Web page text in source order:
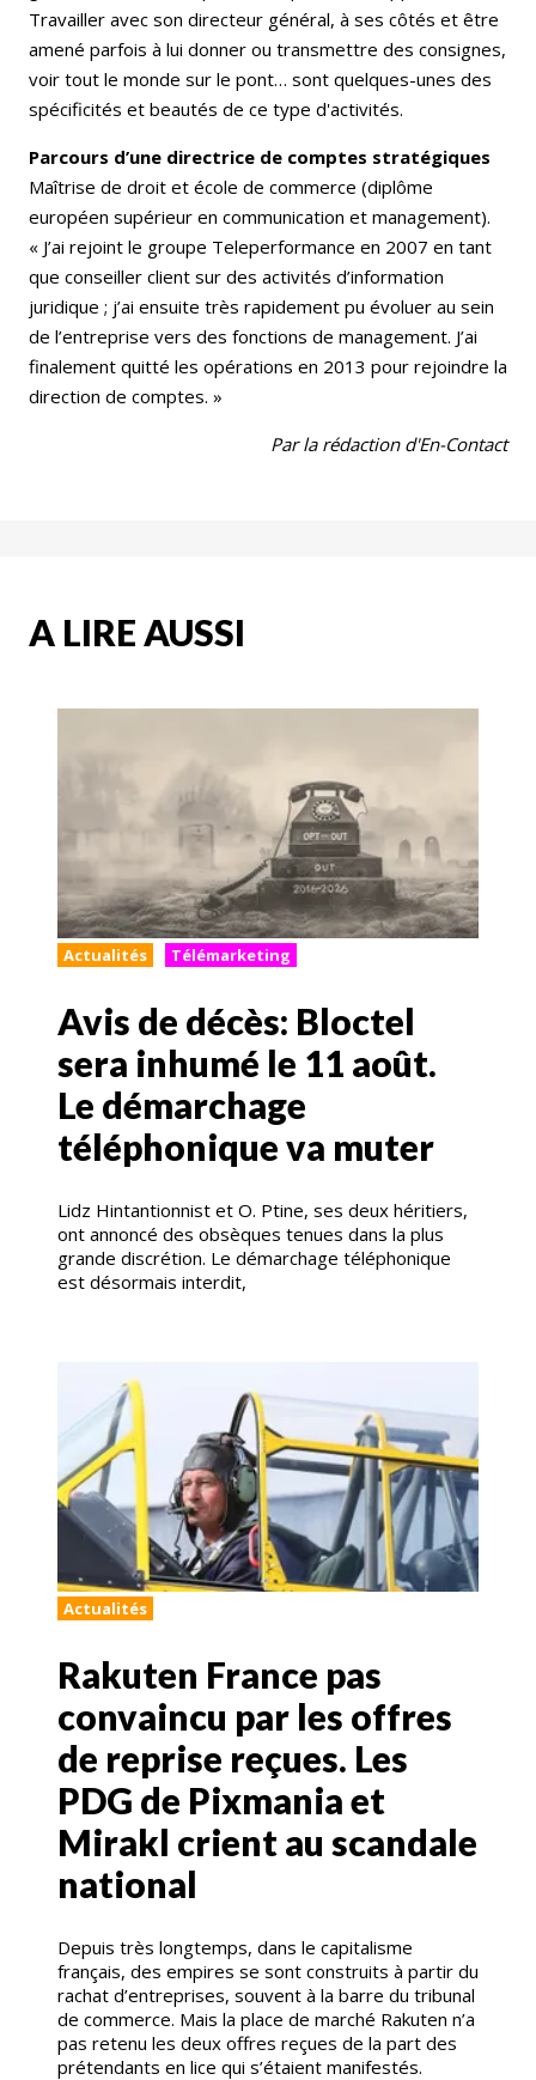
Travailler avec son directeur général, à ses côtés et être
amené parfois à lui donner ou transmettre des consignes,
voir tout le monde sur le pont… sont quelques-unes des
spécificités et beautés de ce type d'activités.
Parcours d’une directrice de comptes stratégiques
Maîtrise de droit et école de commerce (diplôme
européen supérieur en communication et management).
« J’ai rejoint le groupe Teleperformance en 2007 en tant
que conseiller client sur des activités d’information
juridique ; j’ai ensuite très rapidement pu évoluer au sein
de l’entreprise vers des fonctions de management. J’ai
finalement quitté les opérations en 2013 pour rejoindre la
direction de comptes. »
Par la rédaction d'En-Contact
A LIRE AUSSI
Actualités Télémarketing
Avis de décès: Bloctel
sera inhumé le 11 août.
Le démarchage
téléphonique va muter
Lidz Hintantionnist et O. Ptine, ses deux héritiers,
ont annoncé des obsèques tenues dans la plus
grande discrétion. Le démarchage téléphonique
est désormais interdit,
Actualités
Rakuten France pas
convaincu par les offres
de reprise reçues. Les
PDG de Pixmania et
Mirakl crient au scandale
national
Depuis très longtemps, dans le capitalisme
français, des empires se sont construits à partir du
rachat d’entreprises, souvent à la barre du tribunal
de commerce. Mais la place de marché Rakuten n’a
pas retenu les deux offres reçues de la part des
prétendants en lice qui s’étaient manifestés.